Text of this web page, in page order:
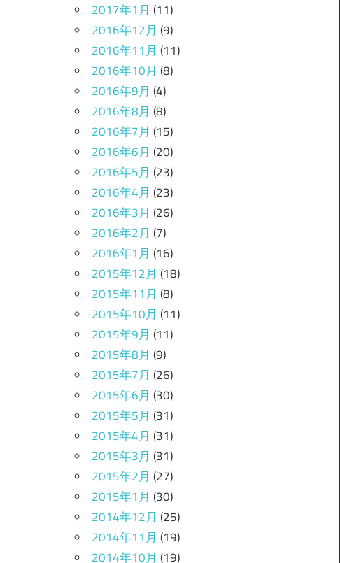
2017年1月 (11)
2016年12月 (9)
2016年11月 (11)
2016年10月 (8)
2016年9月 (4)
2016年8月 (8)
2016年7月 (15)
2016年6月 (20)
2016年5月 (23)
2016年4月 (23)
2016年3月 (26)
2016年2月 (7)
2016年1月 (16)
2015年12月 (18)
2015年11月 (8)
2015年10月 (11)
2015年9月 (11)
2015年8月 (9)
2015年7月 (26)
2015年6月 (30)
2015年5月 (31)
2015年4月 (31)
2015年3月 (31)
2015年2月 (27)
2015年1月 (30)
2014年12月 (25)
2014年11月 (19)
2014年10月 (19)